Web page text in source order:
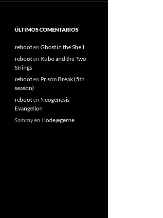
ÚLTIMOS COMENTARIOS
rebooten Ghost in the Shell
rebooten Kubo and the Two
Strings
rebooten Prison Break (5th
season)
rebooten Neogénesis
Evangelion
Sammyen Hodejegerne